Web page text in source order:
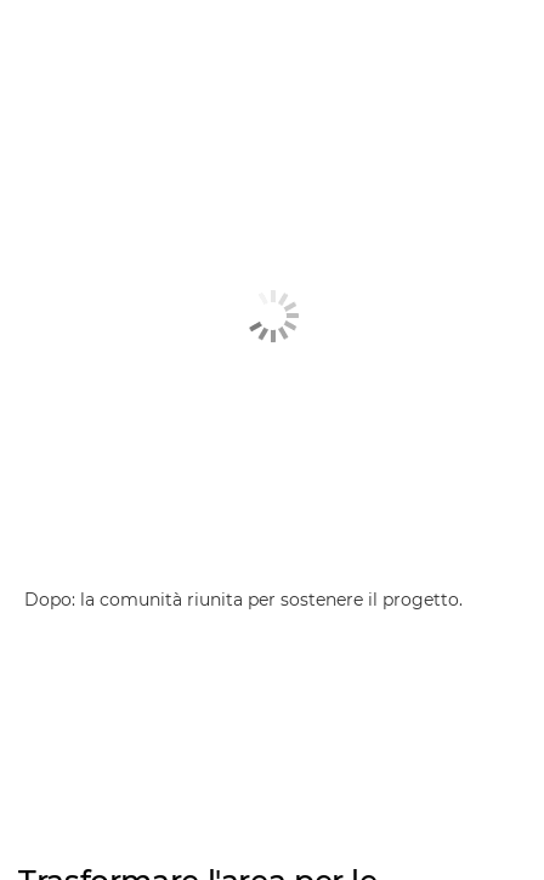
Dopo: la comunità riunita per sostenere il progetto.